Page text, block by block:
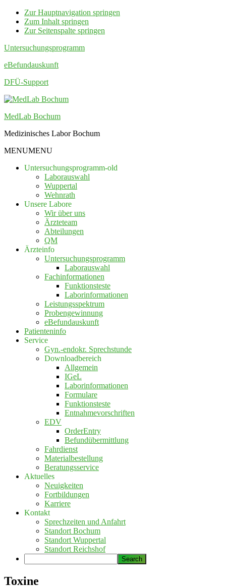
Zur Hauptnavigation springen
Zum Inhalt springen
Zur Seitenspalte springen
Untersuchungsprogramm
eBefundauskunft
DFÜ-Support
MedLab Bochum
Medizinisches Labor Bochum
MENUMENU
Untersuchungsprogramm-old
Laborauswahl
Wuppertal
Wehnrath
Unsere Labore
Wir über uns
Ärzteteam
Abteilungen
QM
Ärzteinfo
Untersuchungsprogramm
Laborauswahl
Fachinformationen
Funktionsteste
Laborinformationen
Leistungsspektrum
Probengewinnung
eBefundauskunft
Patienteninfo
Service
Gyn.-endokr. Sprechstunde
Downloadbereich
Allgemein
IGeL
Laborinformationen
Formulare
Funktionsteste
Entnahmevorschriften
EDV
OrderEntry
Befundübermittlung
Fahrdienst
Materialbestellung
Beratungsservice
Aktuelles
Neuigkeiten
Fortbildungen
Karriere
Kontakt
Sprechzeiten und Anfahrt
Standort Bochum
Standort Wuppertal
Standort Reichshof
Toxine